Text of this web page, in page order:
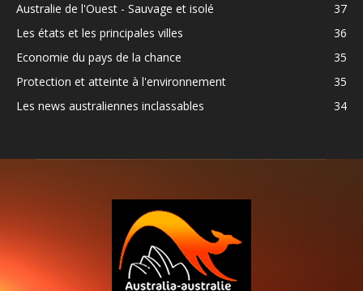
Australie de l'Ouest - Sauvage et isolé
37
Les états et les principales villes
36
Economie du pays de la chance
35
Protection et atteinte à l'environnement
35
Les news australiennes inclassables
34